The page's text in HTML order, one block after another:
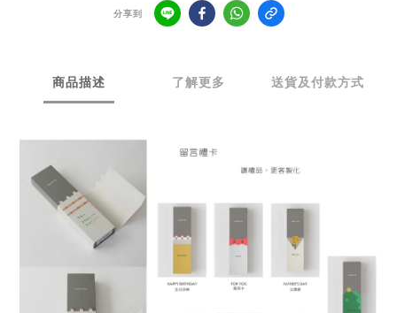
分享到
商品描述 了解更多 送貨及付款方式